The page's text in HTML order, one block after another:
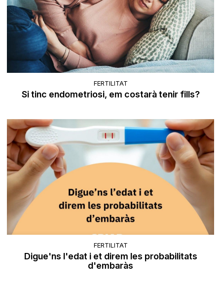
FERTILITAT
Si tinc endometriosi, em costarà tenir fills?
FERTILITAT
Digue'ns l'edat i et direm les probabilitats
d'embaràs